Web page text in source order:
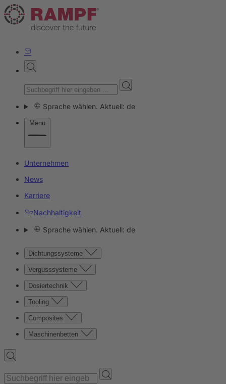
Sprache wählen. Aktuell: de
Menu
Unternehmen
News
Karriere
Nachhaltigkeit
Sprache wählen. Aktuell: de
Dichtungssysteme
Vergusssysteme
Dosiertechnik
Tooling
Composites
Maschinenbetten